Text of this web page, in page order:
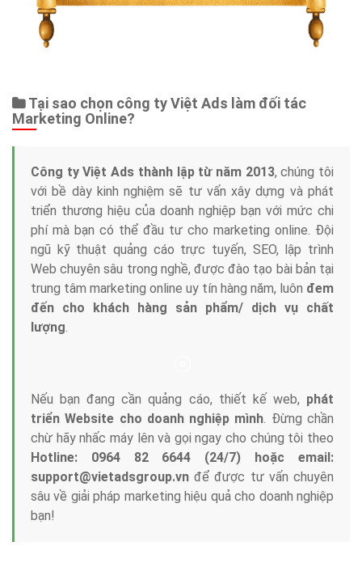
Tại sao chọn công ty Việt Ads làm đối tác
Marketing Online?
Công ty Việt Ads thành lập từ năm 2013, chúng tôi
với bề dày kinh nghiệm sẽ tư vấn xây dựng và phát
triển thương hiệu của doanh nghiệp bạn với mức chi
phí mà bạn có thể đầu tư cho marketing online. Đội
ngũ kỹ thuật quảng cáo trực tuyến, SEO, lập trình
Web chuyên sâu trong nghề, được đào tạo bài bản tại
trung tâm marketing online uy tín hàng năm, luôn đem
đến cho khách hàng sản phẩm/ dịch vụ chất
lượng.